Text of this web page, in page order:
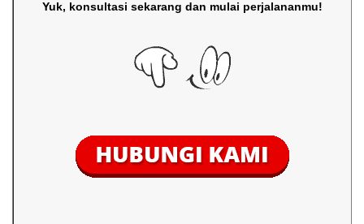
Yuk, konsultasi sekarang dan mulai perjalananmu!